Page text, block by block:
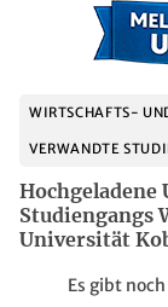
WIRTSCHAFTS-
VERWANDTE
Hochgeladene
Studiengangs
Universität
Es gibt